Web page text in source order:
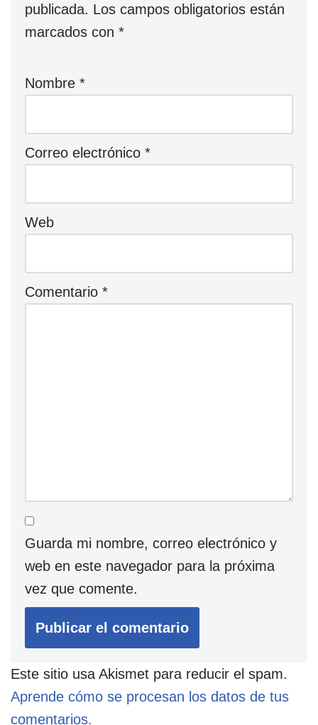
publicada. Los campos obligatorios están
marcados con *
Nombre *
Correo electrónico *
Web
Comentario *
Guarda mi nombre, correo electrónico y
web en este navegador para la próxima
vez que comente.
Este sitio usa Akismet para reducir el spam.
Aprende cómo se procesan los datos de tus
comentarios.